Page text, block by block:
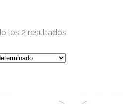
los 2 resultados